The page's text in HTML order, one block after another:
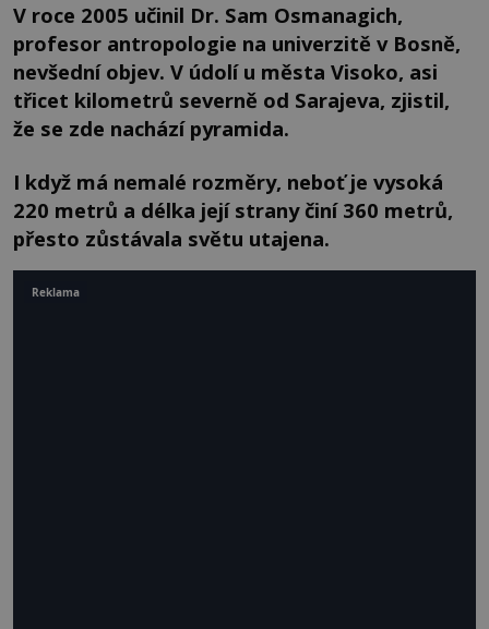
V roce 2005 učinil Dr. Sam Osmanagich,
profesor antropologie na univerzitě v Bosně,
nevšední objev. V údolí u města Visoko, asi
třicet kilometrů severně od Sarajeva, zjistil,
že se zde nachází pyramida.
I když má nemalé rozměry, neboť je vysoká
220 metrů a délka její strany činí 360 metrů,
přesto zůstávala světu utajena.
Reklama